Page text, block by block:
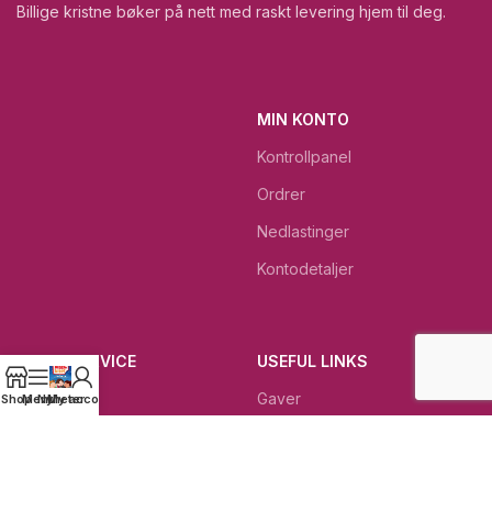
Billige kristne bøker på nett med raskt levering hjem til deg.
MIN KONTO
Kontrollpanel
Ordrer
Nedlastinger
Kontodetaljer
KUNDESERVICE
Kontakt
USEFUL LINKS
Gaver
ShopMenuNyheter
My account